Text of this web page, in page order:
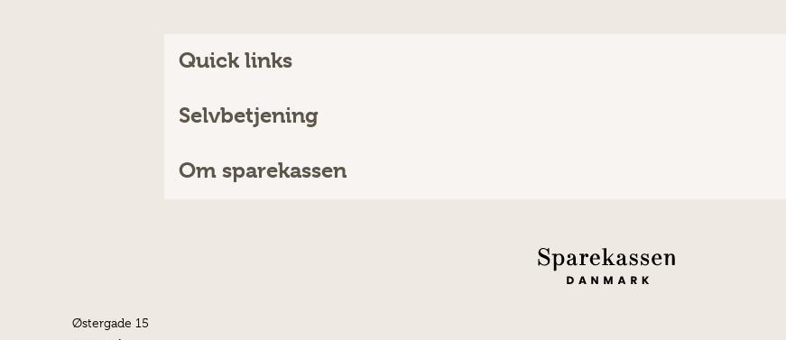
Quick links
Selvbetjening
Om sparekassen
Østergade 15